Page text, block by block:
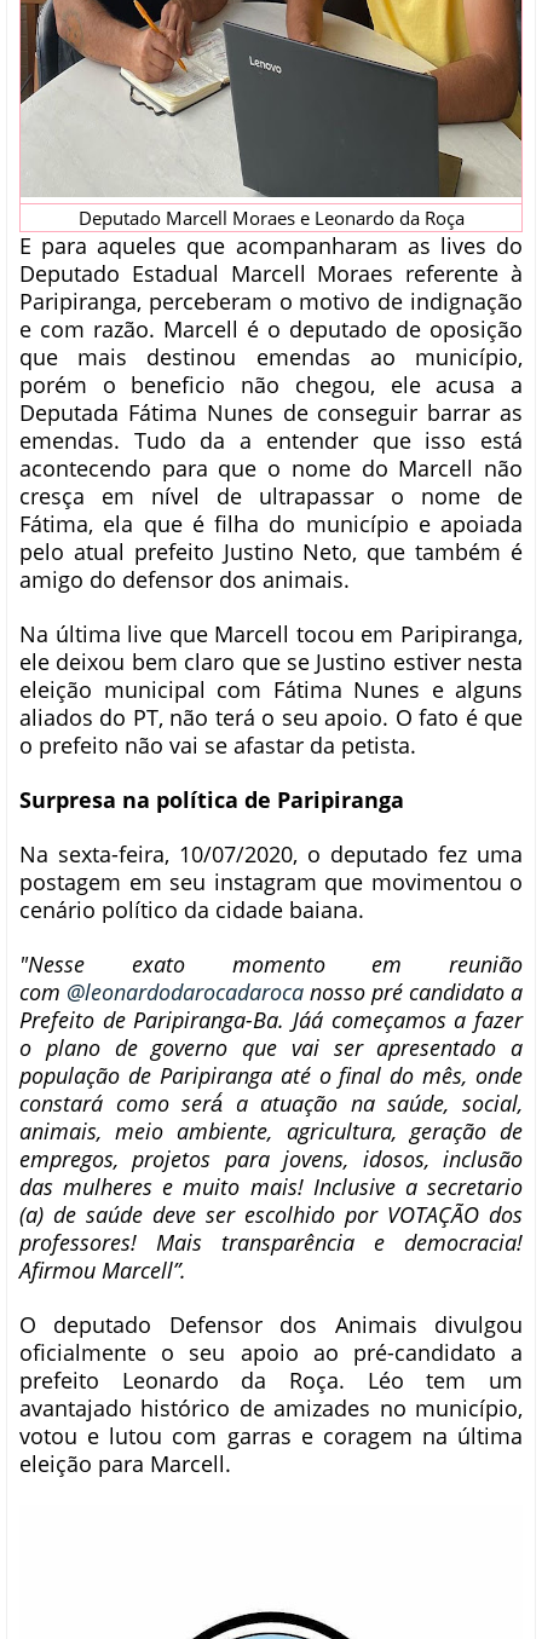
Deputado Marcell Moraes e Leonardo da Roça
E para aqueles que acompanharam as lives do
Deputado Estadual Marcell Moraes referente à
Paripiranga, perceberam o motivo de indignação
e com razão. Marcell é o deputado de oposição
que mais destinou emendas ao município,
porém o beneficio não chegou, ele acusa a
Deputada Fátima Nunes de conseguir barrar as
emendas. Tudo da a entender que isso está
acontecendo para que o nome do Marcell não
cresça em nível de ultrapassar o nome de
Fátima, ela que é filha do município e apoiada
pelo atual prefeito Justino Neto, que também é
amigo do defensor dos animais.
Na última live que Marcell tocou em Paripiranga,
ele deixou bem claro que se Justino estiver nesta
eleição municipal com Fátima Nunes e alguns
aliados do PT, não terá o seu apoio. O fato é que
o prefeito não vai se afastar da petista.
Surpresa na política de Paripiranga
Na sexta-feira, 10/07/2020, o deputado fez uma
postagem em seu instagram que movimentou o
cenário político da cidade baiana.
"Nesse exato momento em reunião
com @leonardodarocadaroca nosso pré candidato a
Prefeito de Paripiranga-Ba. Jáá começamos a fazer
o plano de governo que vai ser apresentado a
população de Paripiranga até o final do mês, onde
constará como será́ a atuação na saúde, social,
animais, meio ambiente, agricultura, geração de
empregos, projetos para jovens, idosos, inclusão
das mulheres e muito mais! Inclusive a secretario
(a) de saúde deve ser escolhido por VOTAÇÃO dos
professores! Mais transparência e democracia!
Afirmou Marcell”.
O deputado Defensor dos Animais divulgou
oficialmente o seu apoio ao pré-candidato a
prefeito Leonardo da Roça. Léo tem um
avantajado histórico de amizades no município,
votou e lutou com garras e coragem na última
eleição para Marcell.